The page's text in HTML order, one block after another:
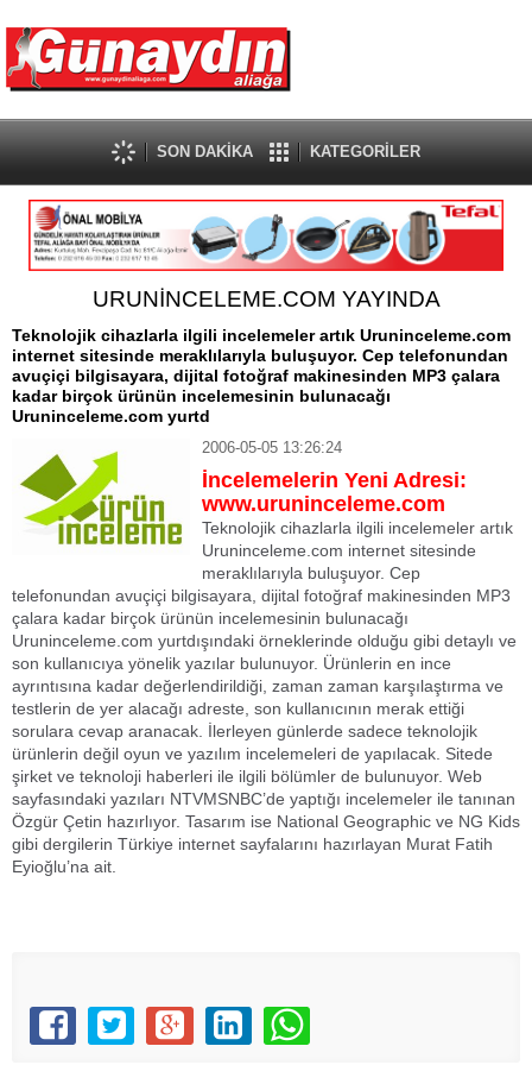
SON DAKİKA KATEGORİLER
URUNİNCELEME.COM YAYINDA
Teknolojik cihazlarla ilgili incelemeler artık Uruninceleme.com
internet sitesinde meraklılarıyla buluşuyor. Cep telefonundan
avuçiçi bilgisayara, dijital fotoğraf makinesinden MP3 çalara
kadar birçok ürünün incelemesinin bulunacağı
Uruninceleme.com yurtd
2006-05-05 13:26:24
İncelemelerin Yeni Adresi:
www.uruninceleme.com
Teknolojik cihazlarla ilgili incelemeler artık
Uruninceleme.com internet sitesinde
meraklılarıyla buluşuyor. Cep
telefonundan avuçiçi bilgisayara, dijital fotoğraf makinesinden MP3
çalara kadar birçok ürünün incelemesinin bulunacağı
Uruninceleme.com yurtdışındaki örneklerinde olduğu gibi detaylı ve
son kullanıcıya yönelik yazılar bulunuyor. Ürünlerin en ince
ayrıntısına kadar değerlendirildiği, zaman zaman karşılaştırma ve
testlerin de yer alacağı adreste, son kullanıcının merak ettiği
sorulara cevap aranacak. İlerleyen günlerde sadece teknolojik
ürünlerin değil oyun ve yazılım incelemeleri de yapılacak. Sitede
şirket ve teknoloji haberleri ile ilgili bölümler de bulunuyor. Web
sayfasındaki yazıları NTVMSNBC’de yaptığı incelemeler ile tanınan
Özgür Çetin hazırlıyor. Tasarım ise National Geographic ve NG Kids
gibi dergilerin Türkiye internet sayfalarını hazırlayan Murat Fatih
Eyioğlu’na ait.